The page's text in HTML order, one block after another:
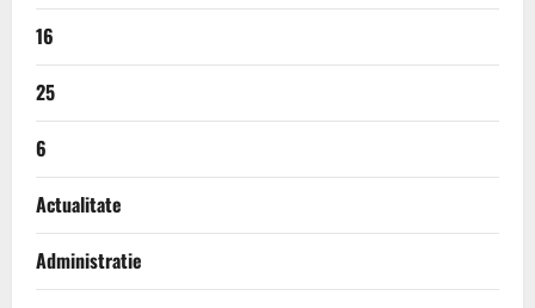
16
25
6
Actualitate
Administratie